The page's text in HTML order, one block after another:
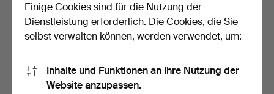
2007
PATEK PHILIPPE,
Calatrava, Armbanduhr, 32
2046.PIAGET, Polo,
Einige Cookies sind für die Nutzung der
Dienstleistung erforderlich. Die Cookies, die Sie
selbst verwalten können, werden verwendet, um:
Inhalte und Funktionen an Ihre Nutzung der
Website anzupassen.